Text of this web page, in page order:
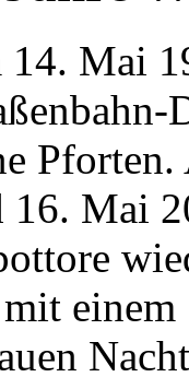
Mai
16. Mai
einem